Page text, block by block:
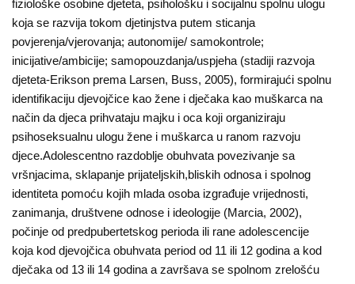
fiziološke osobine djeteta, psihološku i socijalnu spolnu ulogu
koja se razvija tokom djetinjstva putem sticanja
povjerenja/vjerovanja; autonomije/ samokontrole;
inicijative/ambicije; samopouzdanja/uspjeha (stadiji razvoja
djeteta-Erikson prema Larsen, Buss, 2005), formirajući spolnu
identifikaciju djevojčice kao žene i dječaka kao muškarca na
način da djeca prihvataju majku i oca koji organiziraju
psihoseksualnu ulogu žene i muškarca u ranom razvoju
djece.Adolescentno razdoblje obuhvata povezivanje sa
vršnjacima, sklapanje prijateljskih,bliskih odnosa i spolnog
identiteta pomoću kojih mlada osoba izgrađuje vrijednosti,
zanimanja, društvene odnose i ideologije (Marcia, 2002),
počinje od predpubertetskog perioda ili rane adolescencije
koja kod djevojčica obuhvata period od 11 ili 12 godina a kod
dječaka od 13 ili 14 godina a završava se spolnom zrelošću